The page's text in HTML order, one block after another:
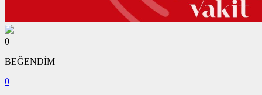
0
BEĞENDİM
0